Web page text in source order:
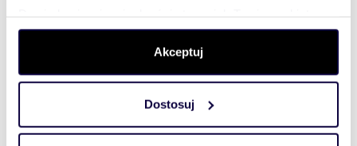
dane są przetwarzane oraz ustaw własne preferencje w
. W Deklaracji plików cookie możesz
zmienić lub wycofać swoją zgodę w dowolnej chwili.
Wykorzystujemy pliki cookie do spersonalizowania treści
i reklam, aby oferować funkcje społecznościowe i
Akceptuj
Dostosuj
Dom: na sprzedaż
Lokalizacja: województwo:pomorskiepowiat: